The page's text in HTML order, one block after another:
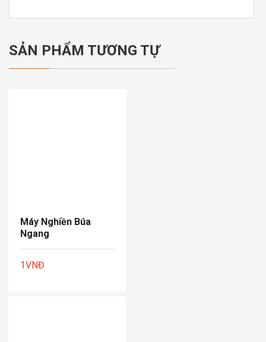
SẢN PHẨM TƯƠNG TỰ
Máy Nghiền Búa
Ngang
1VNĐ